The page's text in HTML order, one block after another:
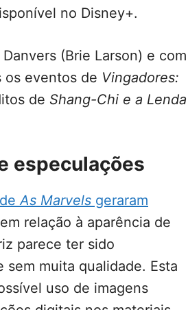
no Disney+.
(Brie Larson) e com
os eventos de Vingadores:
de Shang-Chi e a Lenda
especulações
As Marvels geraram
relação à aparência de
parece ter sido
muita qualidade. Esta
uso de imagens